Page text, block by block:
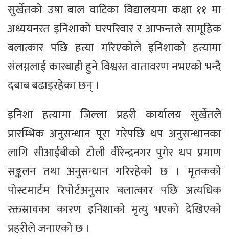
सुर्खेतको उषा बाल वाटिका विद्यालयमा कक्षा ११ मा
अध्ययनरत इनिशाको घरपरिवार र आफन्तले सामूहिक
बलात्कार पछि हत्या गरिएकोले इनिशाको हत्यामा
संलग्नलाई कारबाही हुने विश्वस्त वातावरण नभएको भन्दै
दबाब बढाइरहेका छन् ।
इनिशा हत्यामा जिल्ला प्रहरी कार्यालय सुर्खेतले
प्रारम्भिक अनुसन्धान पूरा गरेपछि थप अनुसन्धानका
लागि सीआईबीको टोली वीरेन्द्रनगर पुगेर थप प्रमाण
सङ्कलन तथा अनुसन्धान गरिरहेको छ । मृतकको
पोस्टमार्टम रिपोर्टअनुसार बलात्कार पछि अत्यधिक
रक्तस्रावका कारण इनिशाको मृत्यु भएको देखिएको
प्रहरीले जनाएको छ ।